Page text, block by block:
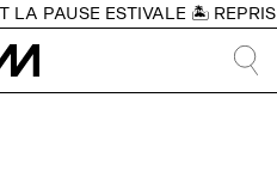
PAUSE ESTIVALE 🏝️